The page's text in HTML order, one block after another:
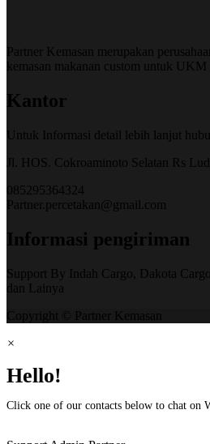
Partner Kemasan merupakan
kemasan makanan custom untuk UKM
Kantor
Untuk Informasi detail lebih lanjut
Jl. HOS. Cokroaminoto Selatan Rs
085295364324
Partner.percetakan@gmail.com
Informasi pengiriman
Support By Indah Cargo, Dakota
dan Lainya
Copyright © Partner Kemasan
×
Hello!
Click one of our contacts below to chat on